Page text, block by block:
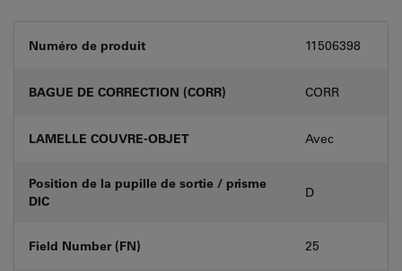
Numéro de produit 11506398
BAGUE DE CORRECTION (CORR) CORR
LAMELLE COUVRE-OBJET Avec
Position de la pupille de sortie / prisme
DIC
D
Field Number (FN) 25